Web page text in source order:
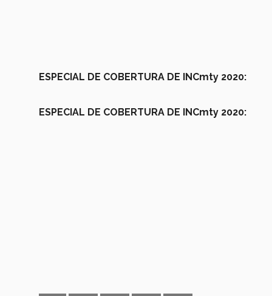
ESPECIAL DE COBERTURA DE INCmty 2020:
ESPECIAL DE COBERTURA DE INCmty 2020: